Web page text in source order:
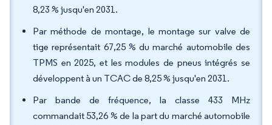
8,23 % jusqu'en 2031.
Par méthode de montage, le montage sur valve de
tige représentait 67,25 % du marché automobile des
TPMS en 2025, et les modules de pneus intégrés se
développent à un TCAC de 8,25 % jusqu'en 2031.
Par bande de fréquence, la classe 433 MHz
commandait 53,26 % de la part du marché automobile